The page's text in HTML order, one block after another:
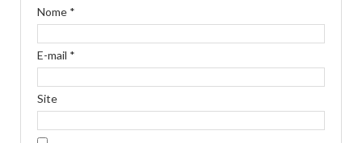
Nome *
E-mail *
Site